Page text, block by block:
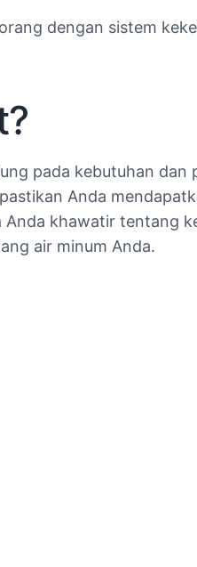
dengan sistem
pada kebutuhan
Anda
khawatir tentang
air minum Anda.